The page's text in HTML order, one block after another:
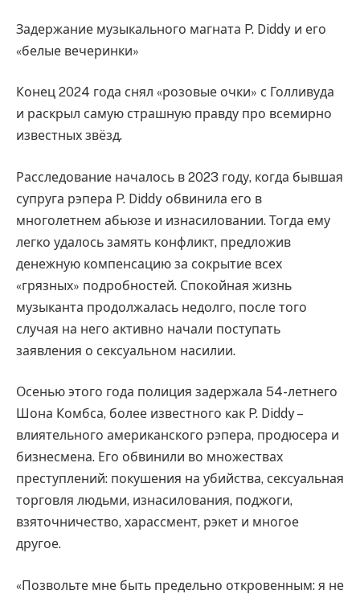
Задержание музыкального магната P. Diddy и его
«белые вечеринки»
Конец 2024 года снял «розовые очки» с Голливуда
и раскрыл самую страшную правду про всемирно
известных звёзд.
Расследование началось в 2023 году, когда бывшая
супруга рэпера P. Diddy обвинила его в
многолетнем абьюзе и изнасиловании. Тогда ему
легко удалось замять конфликт, предложив
денежную компенсацию за сокрытие всех
«грязных» подробностей. Спокойная жизнь
музыканта продолжалась недолго, после того
случая на него активно начали поступать
заявления о сексуальном насилии.
Осенью этого года полиция задержала 54-летнего
Шона Комбса, более известного как P. Diddy –
влиятельного американского рэпера, продюсера и
бизнесмена. Его обвинили во множествах
преступлений: покушения на убийства, сексуальная
торговля людьми, изнасилования, поджоги,
взяточничество, харассмент, рэкет и многое
другое.
«Позвольте мне быть предельно откровенным: я не